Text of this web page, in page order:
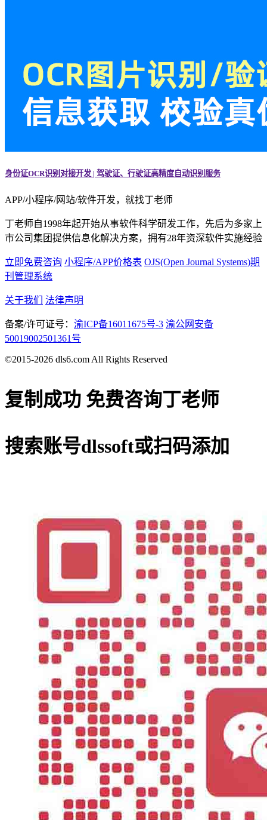
身份证OCR识别对接开发 | 驾驶证、行驶证高精度自动识别服务
APP/小程序/网站/软件开发，就找丁老师
丁老师自1998年起开始从事软件科学研发工作，先后为多家上
市公司集团提供信息化解决方案，拥有28年资深软件实施经验
立即免费咨询 小程序/APP价格表 OJS(Open Journal Systems)期
刊管理系统
关于我们 法律声明
备案/许可证号： 渝ICP备16011675号-3 渝公网安备
50019002501361号
©2015-2026 dls6.com All Rights Reserved
复制成功 免费咨询丁老师
搜索账号dlssoft或扫码添加